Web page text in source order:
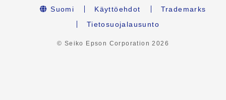
Suomi Käyttöehdot
Trademarks
Tietosuojalausunto
© Seiko Epson Corporation2026